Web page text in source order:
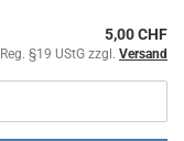
5,00 CHF
§19 UStG zzgl. Versand